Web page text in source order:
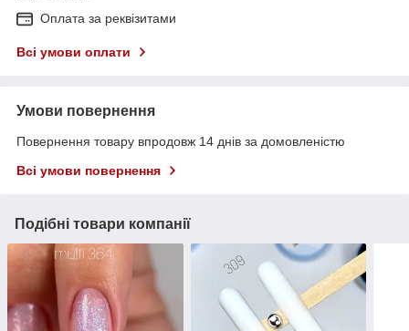
Оплата за реквізитами
Всі умови оплати
Умови повернення
Повернення товару впродовж 14 днів за домовленістю
Всі умови повернення
Подібні товари компанії